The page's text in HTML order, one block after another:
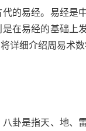
的易经。易经是
在易经的基础上
详细介绍周易术数
卦是指天、地、